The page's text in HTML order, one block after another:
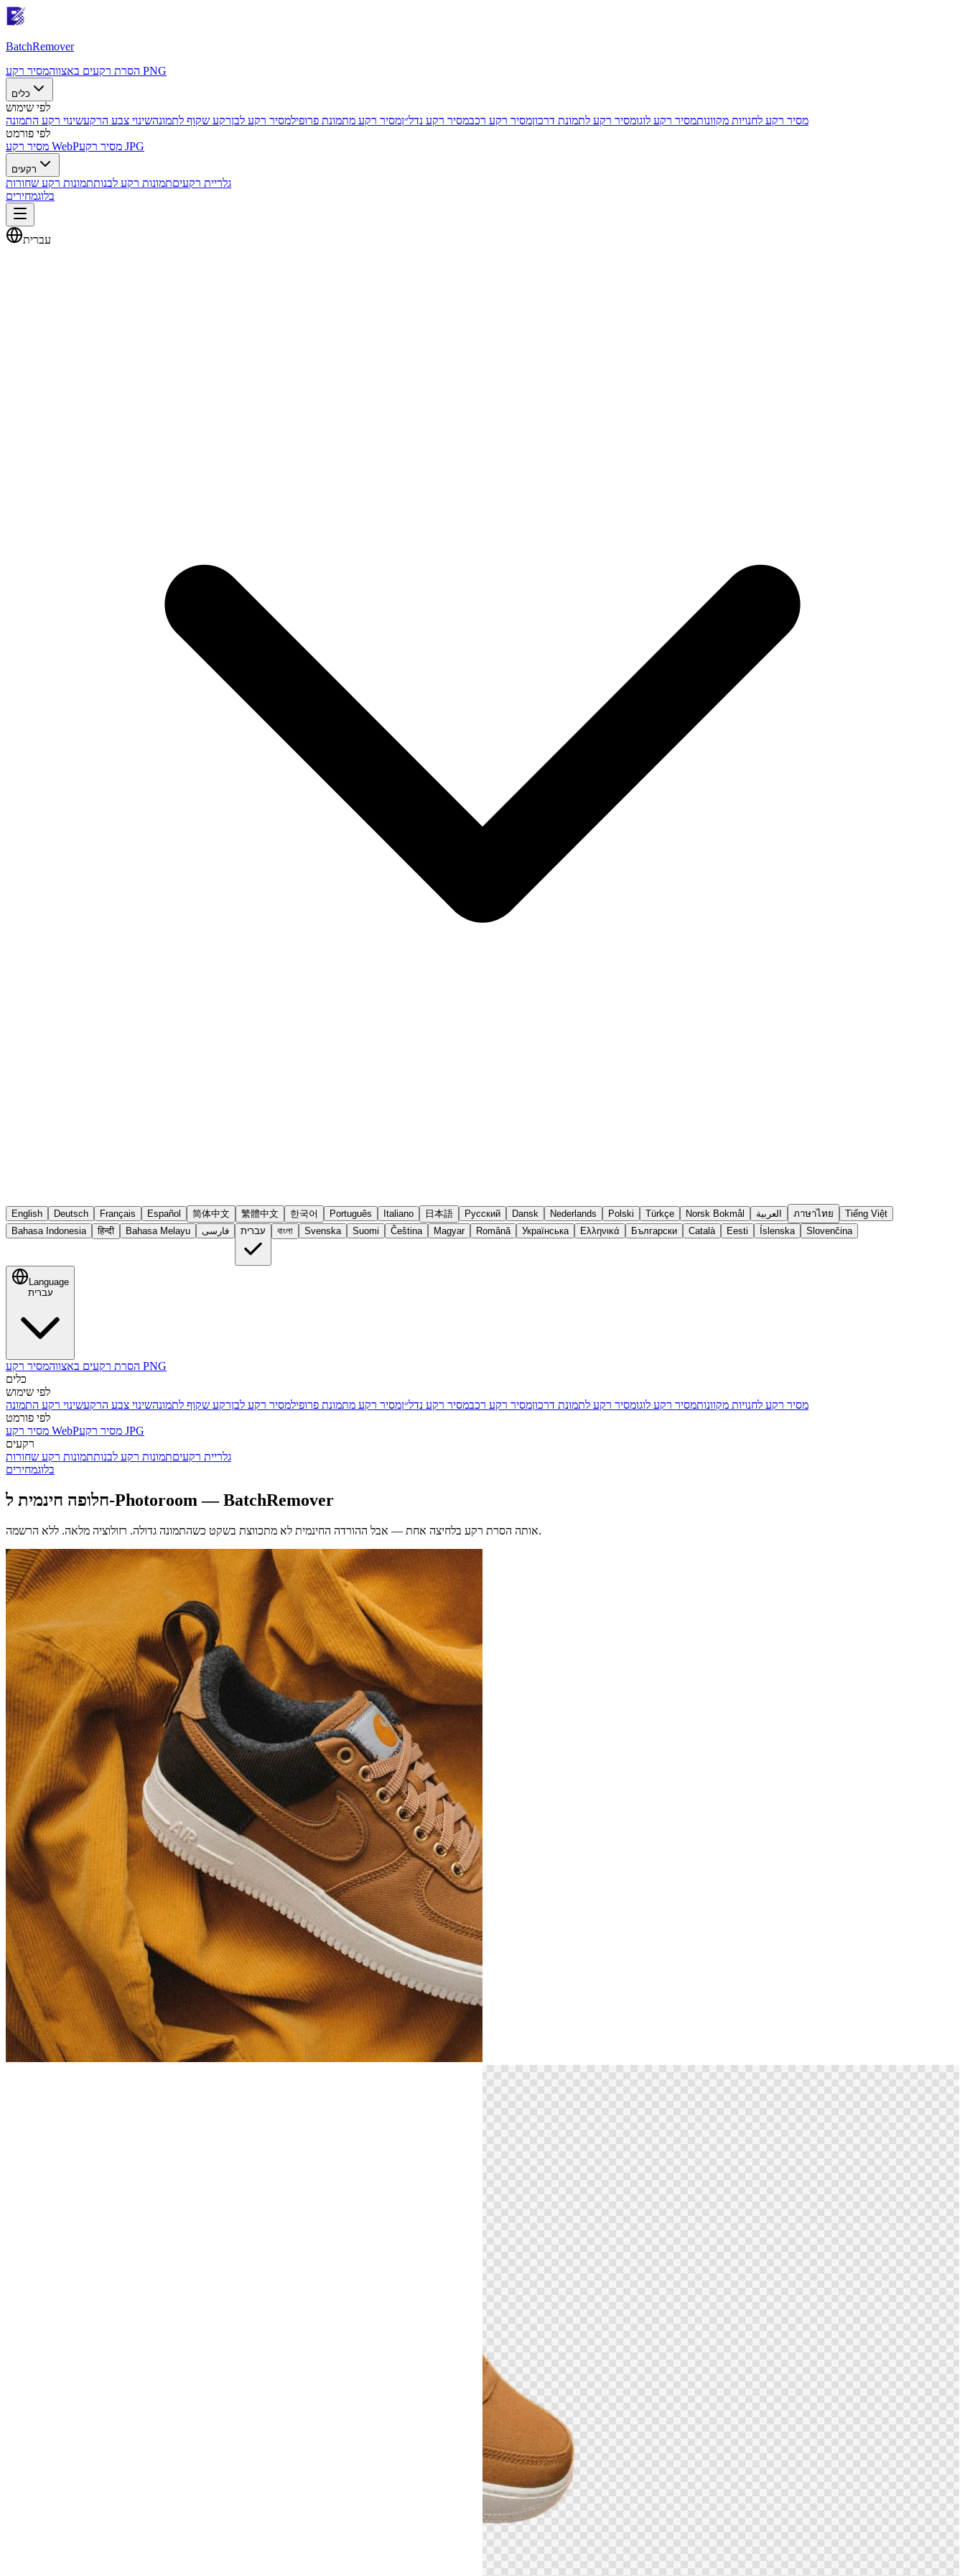
BatchRemover
הסרת רקעים באצווה מסיר רקע PNG
כלים
לפי שימוש
מסיר רקע לחנויות מקוונותמסיר רקע לוגומסיר רקע לתמונת דרכוןמסיר רקע רכבמסיר רקע נדל״ןמסיר רקע מתמונת פרופילמסיר רקע לבןרקע שקוף לתמונהשינוי צבע הרקעשינוי רקע התמונה
לפי פורמט
מסיר רקע WebP
מסיר רקע JPG
רקעים
גלריית רקעיםתמונות רקע לבנותתמונות רקע שחורות
בלוגמחירים
עברית
English Deutsch Français Español 简体中文 繁體中文 한국어 Português Italiano 日本語 Русский Dansk Nederlands Polski Türkçe Norsk Bokmål العربية ภาษาไทย
Tiếng Việt
Bahasa Indonesia
हिन्दी Bahasa Melayu فارسی עברית বাংলা Svenska Suomi Čeština Magyar Română Українська Ελληνικά Български Català Eesti Íslenska Slovenčina
Language
עברית
הסרת רקעים באצווה מסיר רקע PNG
כלים
לפי שימוש
מסיר רקע לחנויות מקוונותמסיר רקע לוגומסיר רקע לתמונת דרכוןמסיר רקע רכבמסיר רקע נדל״ןמסיר רקע מתמונת פרופילמסיר רקע לבןרקע שקוף לתמונהשינוי צבע הרקעשינוי רקע התמונה
לפי פורמט
מסיר רקע WebP
מסיר רקע JPG
רקעים
גלריית רקעיםתמונות רקע לבנותתמונות רקע שחורות
בלוגמחירים
חלופה חינמית ל-Photoroom — BatchRemover
אותה הסרת רקע בלחיצה אחת — אבל ההורדה החינמית לא מתכווצת בשקט כשהתמונה גדולה.רזולוציה מלאה. ללא הרשמה.